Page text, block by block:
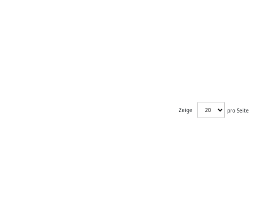
Zeige pro Seite